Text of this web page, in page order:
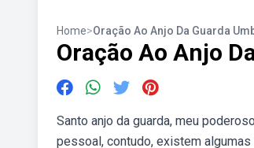
Home>Oração Ao Anjo Da Guarda
Oração Ao Anjo
Santo anjo da guarda, meu
pessoal, contudo, existem